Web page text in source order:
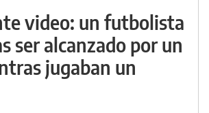
video: un futbolista
ser alcanzado por un
jugaban un